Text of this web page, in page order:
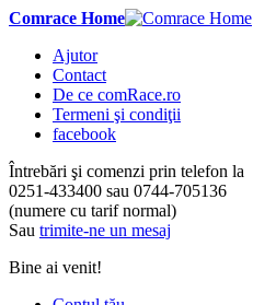
Comrace Home
Ajutor
Contact
De ce comRace.ro
Termeni şi condiţii
facebook
Întrebări şi comenzi prin telefon la
0251-433400 sau 0744-705136
(numere cu tarif normal)
Sau trimite-ne un mesaj
Bine ai venit!